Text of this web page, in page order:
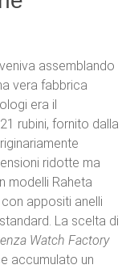
assemblando
vera fabbrica
era il
rubini, fornito dalla
ridotte ma
modelli Raheta
appositi anelli
La scelta di
Watch Factory
accumulato un